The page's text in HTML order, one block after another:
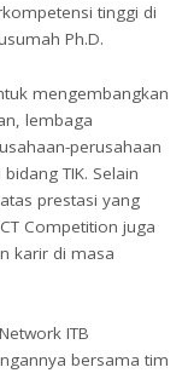
tinggi di
Ph.D.
mengembangkan
lembaga
perusahaan
TIK. Selain
prestasi yang
Competition juga
karir di masa
ITB
bersama tim